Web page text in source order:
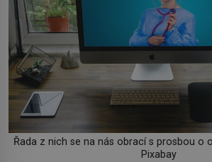
Řada z nich se na nás obrací s prosbou o
Pixabay